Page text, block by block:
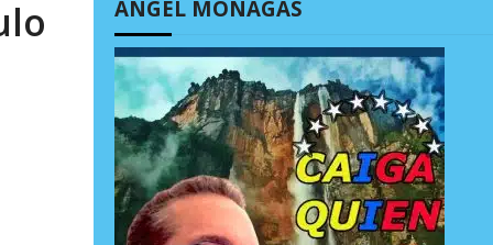
ÁNGEL MONAGAS